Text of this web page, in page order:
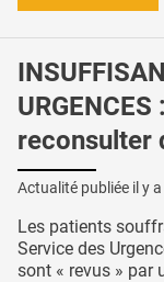
reconsulter
Actualité publiée il y a
Les patients
Service des
sont « revus » par